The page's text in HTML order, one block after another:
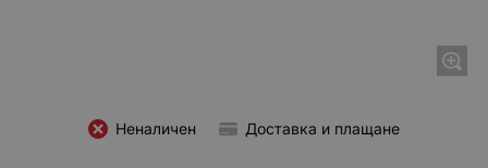
Неналичен Доставка и плащане